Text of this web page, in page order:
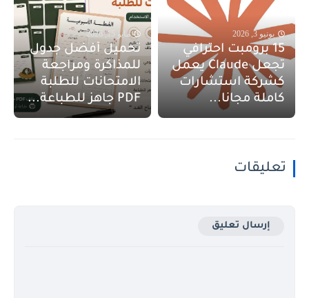
يونيو 3, 2026
15 برومبت احترافي
تجعل Claude يعمل
كشركة استشارات
كاملة مجانا...
مايو 15, 2026
تحميل أفضل جدول
للمذاكرة ومراجعة
الامتحانات للطلبة
PDF جاهز للطباعة...
تعليقات
إرسال تعليق